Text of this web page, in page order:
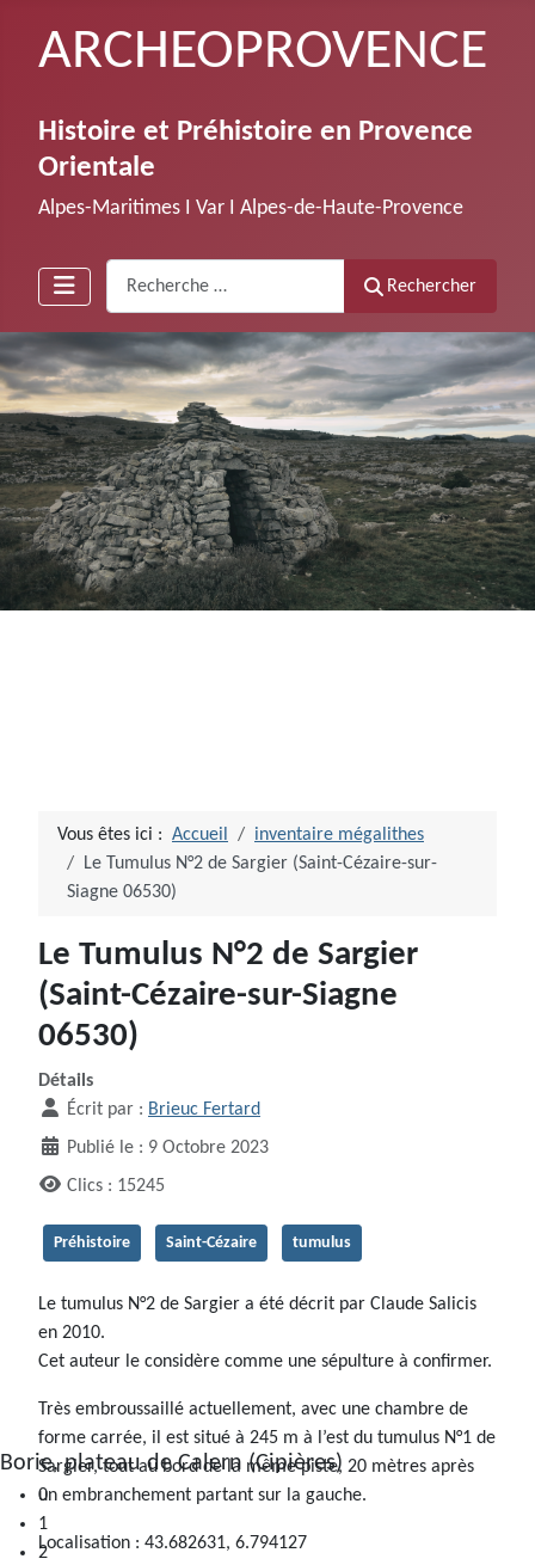
ARCHEOPROVENCE
Histoire et Préhistoire en Provence
Orientale
Alpes-Maritimes Ι Var Ι Alpes-de-Haute-Provence
Rechercher
Borie, plateau de Calern (Cipières)
0
1
2
Vous êtes ici : Accueil
inventaire mégalithes
Le Tumulus N°2 de Sargier (Saint-Cézaire-sur-
Siagne 06530)
Le Tumulus N°2 de Sargier
(Saint-Cézaire-sur-Siagne
06530)
Détails
Écrit par : Brieuc Fertard
Publié le : 9 Octobre 2023
Clics : 15245
Préhistoire Saint-Cézaire tumulus
Le tumulus N°2 de Sargier a été décrit par Claude Salicis
en 2010.
Cet auteur le considère comme une sépulture à confirmer.
Très embroussaillé actuellement, avec une chambre de
forme carrée, il est situé à 245 m à l’est du tumulus N°1 de
Sargier, tout au bord de la même piste, 20 mètres après
un embranchement partant sur la gauche.
Localisation : 43.682631, 6.794127